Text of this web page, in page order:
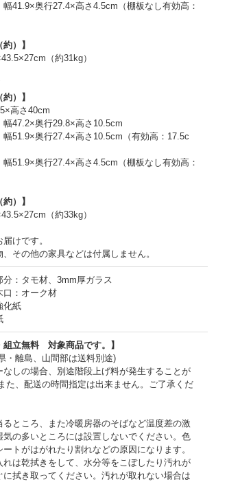
41.9×奥行27.4×高さ4.5cm（棚板なし有効高：
）】
（約31kg）
）】
高さ40cm
幅47.2×奥行29.8×高さ10.5cm
51.9×奥行27.4×高さ10.5cm（有効高：17.5c
51.9×奥行27.4×高さ4.5cm（棚板なし有効高：
）】
（約33kg）
けです。
その他の家具などは付属しません。
分：タモ材、3mm厚ガラス
口：オーク材
化紙
組立無料 対象商品です。】
・離島、山間部は送料別途)
しの場合、別途階段上げ料が発生することが
た、配送の時間指定は出来ません。ご了承くだ
ところ、また冷暖房器のそばなど温度差の激
気の多いところには設置しないでください。色
トがはがれたり割れなどの原因になります。
は乾拭きをして、水分等をこぼしたり汚れが
に拭き取ってください。汚れが取れない場合は